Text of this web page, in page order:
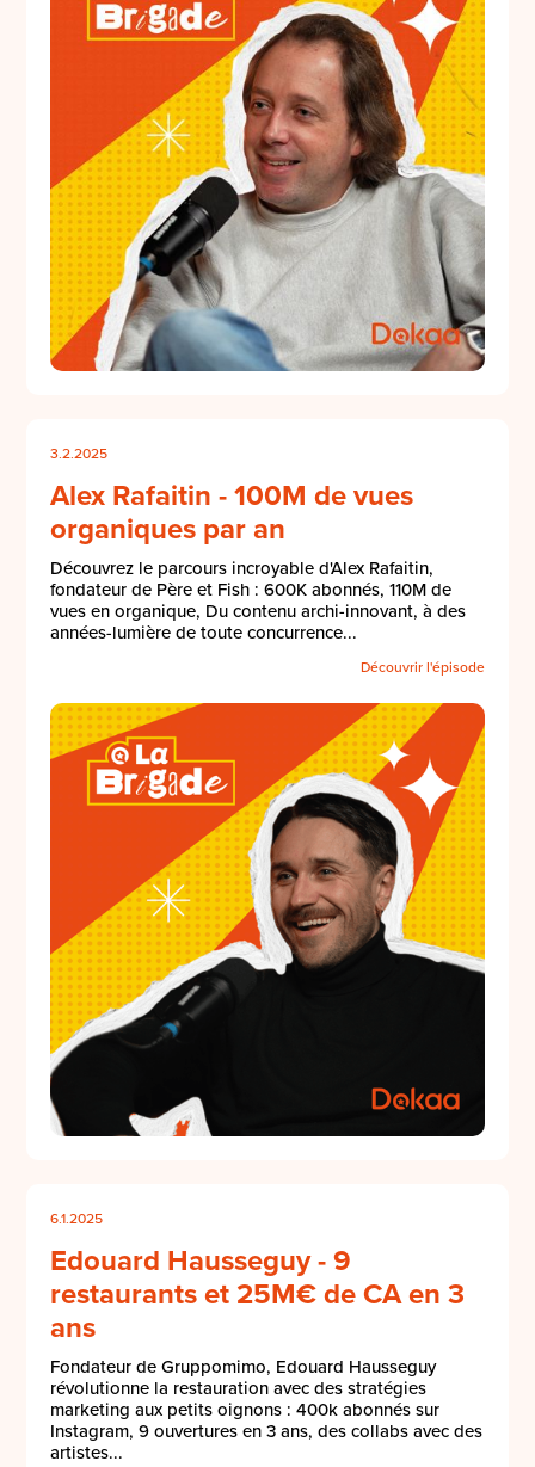
3.2.2025
Alex Rafaitin - 100M de vues
organiques par an
Découvrez le parcours incroyable d'Alex Rafaitin,
fondateur de Père et Fish : 600K abonnés, 110M de
vues en organique, Du contenu archi-innovant, à des
années-lumière de toute concurrence...
Découvrir l'épisode
6.1.2025
Edouard Hausseguy - 9
restaurants et 25M€ de CA en 3
ans
Fondateur de Gruppomimo, Edouard Hausseguy
révolutionne la restauration avec des stratégies
marketing aux petits oignons : 400k abonnés sur
Instagram, 9 ouvertures en 3 ans, des collabs avec des
artistes...